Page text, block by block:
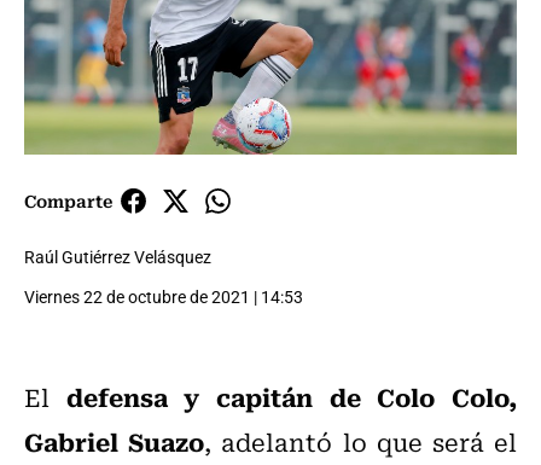
Comparte
Raúl Gutiérrez Velásquez
Viernes 22 de octubre de 2021 | 14:53
El defensa y capitán de Colo Colo,
Gabriel Suazo, adelantó lo que será el